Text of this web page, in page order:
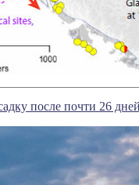
после почти 26